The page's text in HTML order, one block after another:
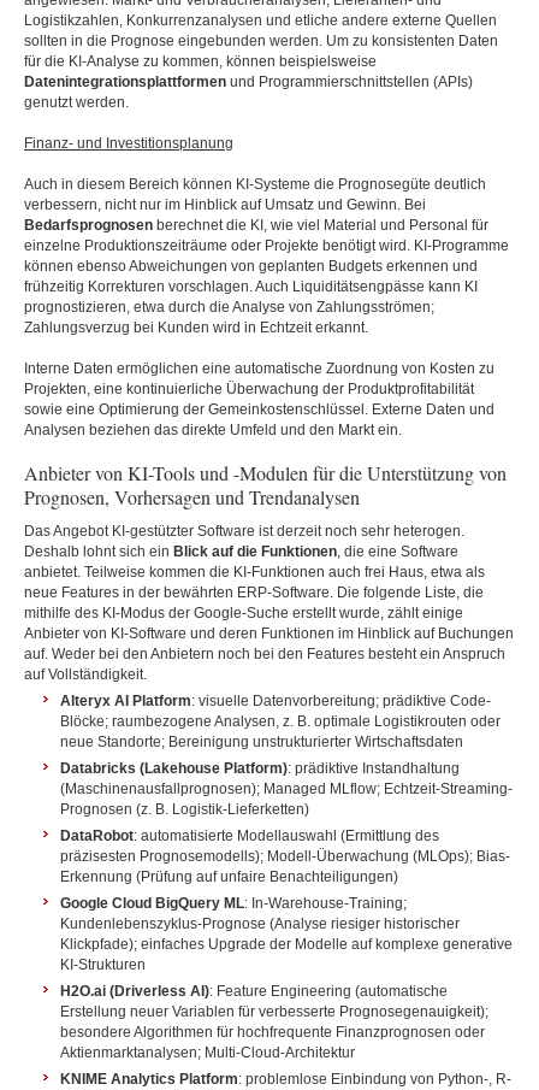
Logistikzahlen, Konkurrenzanalysen und etliche andere externe Quellen
sollten in die Prognose eingebunden werden. Um zu konsistenten Daten
für die KI-Analyse zu kommen, können beispielsweise
Datenintegrationsplattformen und Programmierschnittstellen (APIs)
genutzt werden.
Finanz- und Investitionsplanung
Auch in diesem Bereich können KI-Systeme die Prognosegüte deutlich
verbessern, nicht nur im Hinblick auf Umsatz und Gewinn. Bei
Bedarfsprognosen berechnet die KI, wie viel Material und Personal für
einzelne Produktionszeiträume oder Projekte benötigt wird. KI-Programme
können ebenso Abweichungen von geplanten Budgets erkennen und
frühzeitig Korrekturen vorschlagen. Auch Liquiditätsengpässe kann KI
prognostizieren, etwa durch die Analyse von Zahlungsströmen;
Zahlungsverzug bei Kunden wird in Echtzeit erkannt.
Interne Daten ermöglichen eine automatische Zuordnung von Kosten zu
Projekten, eine kontinuierliche Überwachung der Produktprofitabilität
sowie eine Optimierung der Gemeinkostenschlüssel. Externe Daten und
Analysen beziehen das direkte Umfeld und den Markt ein.
Anbieter von KI-Tools und -Modulen für die Unterstützung von
Prognosen, Vorhersagen und Trendanalysen
Das Angebot KI-gestützter Software ist derzeit noch sehr heterogen.
Deshalb lohnt sich ein Blick auf die Funktionen, die eine Software
anbietet. Teilweise kommen die KI-Funktionen auch frei Haus, etwa als
neue Features in der bewährten ERP-Software. Die folgende Liste, die
mithilfe des KI-Modus der Google-Suche erstellt wurde, zählt einige
Anbieter von KI-Software und deren Funktionen im Hinblick auf Buchungen
auf. Weder bei den Anbietern noch bei den Features besteht ein Anspruch
auf Vollständigkeit.
Alteryx AI Platform: visuelle Datenvorbereitung; prädiktive Code-
Blöcke; raumbezogene Analysen, z. B. optimale Logistikrouten oder
neue Standorte; Bereinigung unstrukturierter Wirtschaftsdaten
Databricks (Lakehouse Platform): prädiktive Instandhaltung
(Maschinenausfallprognosen); Managed MLflow; Echtzeit-Streaming-
Prognosen (z. B. Logistik-Lieferketten)
DataRobot: automatisierte Modellauswahl (Ermittlung des
präzisesten Prognosemodells); Modell-Überwachung (MLOps); Bias-
Erkennung (Prüfung auf unfaire Benachteiligungen)
Google Cloud BigQuery ML: In-Warehouse-Training;
Kundenlebenszyklus-Prognose (Analyse riesiger historischer
Klickpfade); einfaches Upgrade der Modelle auf komplexe generative
KI-Strukturen
H2O.ai (Driverless AI): Feature Engineering (automatische
Erstellung neuer Variablen für verbesserte Prognosegenauigkeit);
besondere Algorithmen für hochfrequente Finanzprognosen oder
Aktienmarktanalysen; Multi-Cloud-Architektur
KNIME Analytics Platform: problemlose Einbindung von Python-, R-